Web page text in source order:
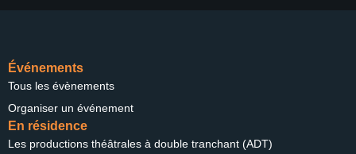
Événements
Tous les évènements
Organiser un événement
En résidence
Les productions théâtrales à double tranchant (ADT)